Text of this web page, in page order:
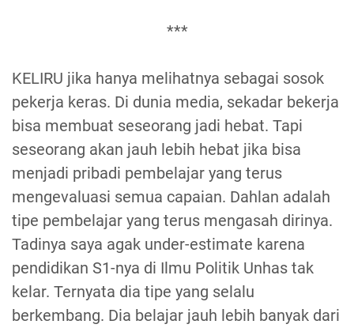
***
KELIRU jika hanya melihatnya sebagai sosok
pekerja keras. Di dunia media, sekadar bekerja
bisa membuat seseorang jadi hebat. Tapi
seseorang akan jauh lebih hebat jika bisa
menjadi pribadi pembelajar yang terus
mengevaluasi semua capaian. Dahlan adalah
tipe pembelajar yang terus mengasah dirinya.
Tadinya saya agak under-estimate karena
pendidikan S1-nya di Ilmu Politik Unhas tak
kelar. Ternyata dia tipe yang selalu
berkembang. Dia belajar jauh lebih banyak dari